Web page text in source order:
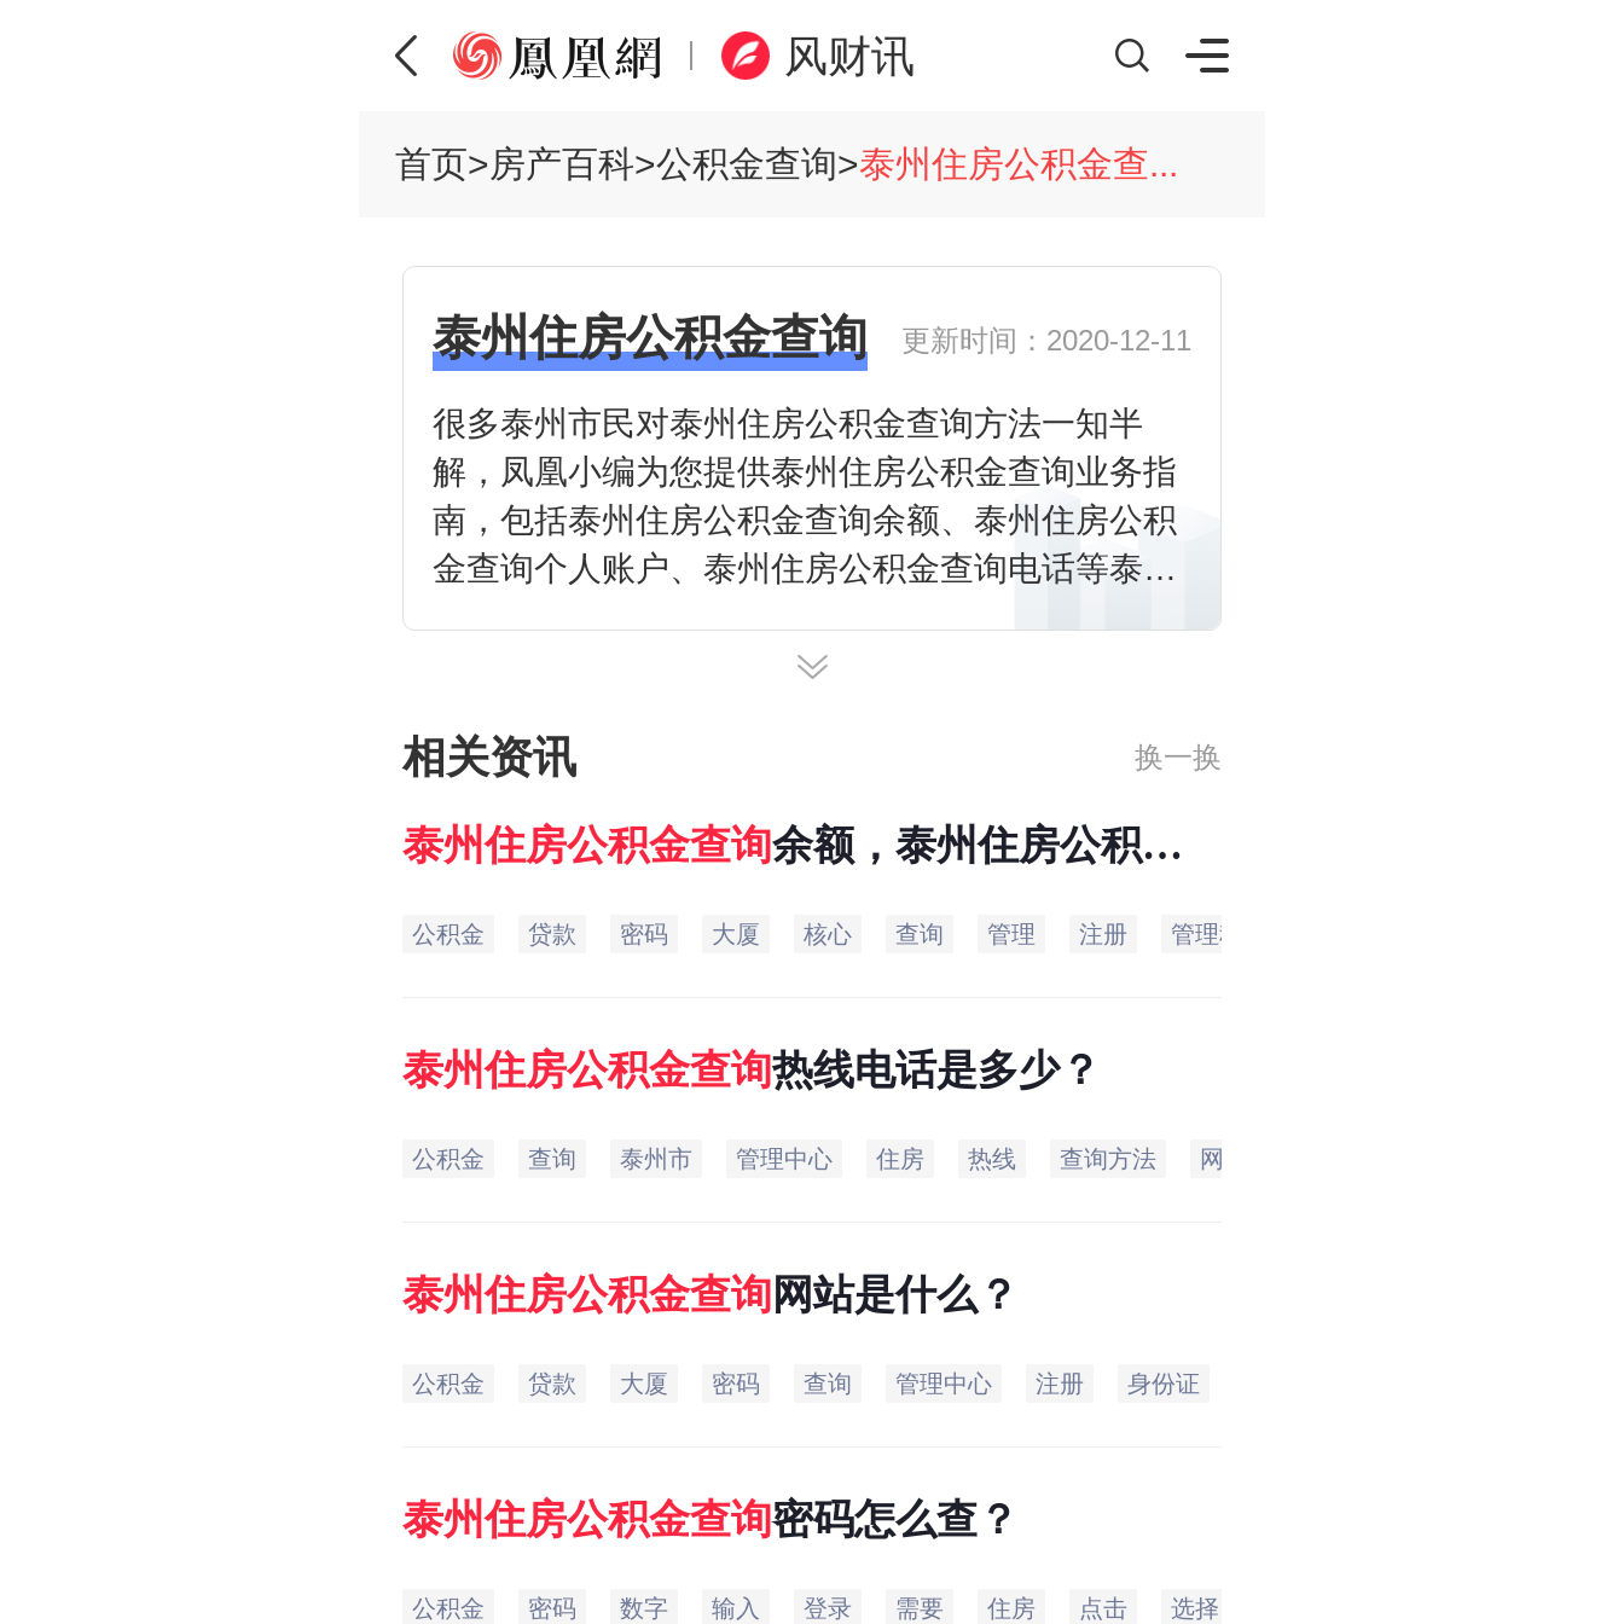
风财讯
首页>房产百科>公积金查询>泰州住房公积金查...
泰州住房公积金查询 更新时间：2020-12-11
很多泰州市民对泰州住房公积金查询方法一知半
解，凤凰小编为您提供泰州住房公积金查询业务指
南，包括泰州住房公积金查询余额、泰州住房公积
金查询个人账户、泰州住房公积金查询电话等泰州
如何查询余额，及时发布最新泰州住房公积金政
相关资讯 换一换
泰州住房公积金查询余额，泰州住房公积查
公积金 贷款 密码 大厦 核心 查询 管理 注册 管理科
泰州住房公积金查询热线电话是多少？
公积金 查询 泰州市 管理中心 住房 热线 查询方法 网上
泰州住房公积金查询 网站是什么？
公积金 贷款 大厦 密码 查询 管理中心 注册 身份证
泰州住房公积金查询密码怎么查？
公积金 密码 数字 输入 登录 需要 住房 点击 选择